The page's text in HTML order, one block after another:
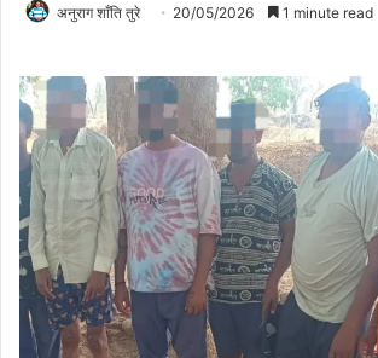
अनुराग शाँति तुरे 20/05/2026 1 minute read